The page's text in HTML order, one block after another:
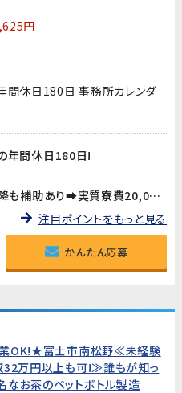
円
間休日180日 事務所カレンダ
年間休日180日!
《寮費無料3ヶ月、4か月目以降も補助あり➡実質寮費20,000円/月》
注目ポイントをもっと見る
かんたん応募
OK!★富士市南松野≪未経験
万円以上も可!≫誰もが知っ
なお茶のペットボトル製造